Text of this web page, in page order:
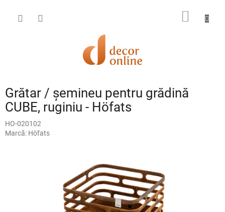
conținut
COŞ
Grătar / șemineu pentru grădină
CUBE, ruginiu - Höfats
HO-020102
Marcă: Höfats